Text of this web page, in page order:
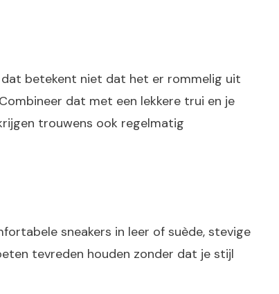
dat betekent niet dat het er rommelig uit
dat met een lekkere trui en je
trouwens ook regelmatig
sneakers in leer of suède, stevige
tevreden houden zonder dat je stijl